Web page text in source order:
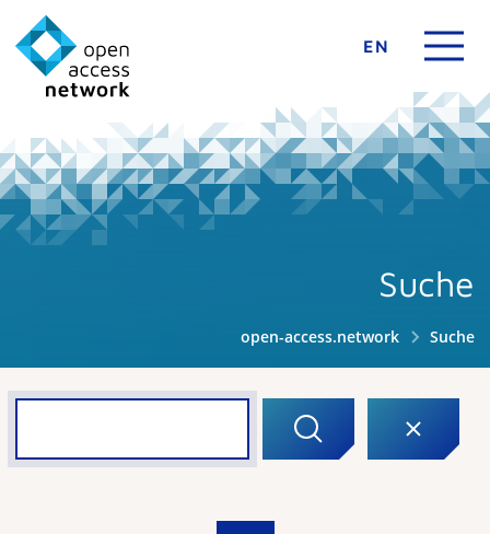
EN
Suche
open-access.network Suche